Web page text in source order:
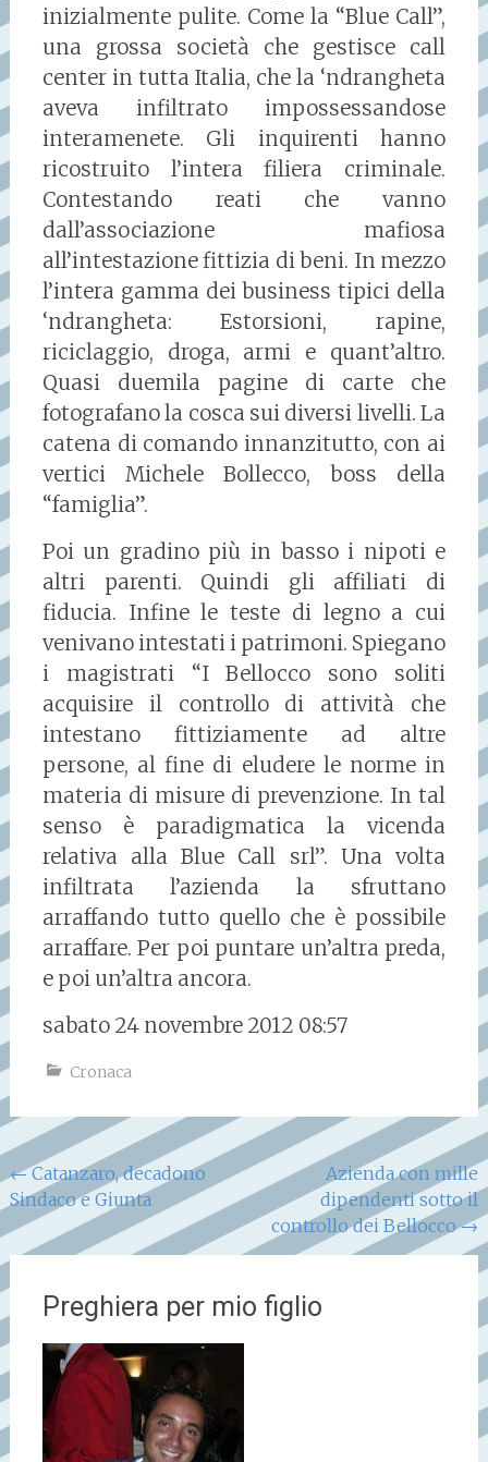
inizialmente pulite. Come la “Blue Call”,
una grossa società che gestisce call
center in tutta Italia, che la ‘ndrangheta
aveva infiltrato impossessandose
interamenete. Gli inquirenti hanno
ricostruito l’intera filiera criminale.
Contestando reati che vanno
dall’associazione mafiosa
all’intestazione fittizia di beni. In mezzo
l’intera gamma dei business tipici della
‘ndrangheta: Estorsioni, rapine,
riciclaggio, droga, armi e quant’altro.
Quasi duemila pagine di carte che
fotografano la cosca sui diversi livelli. La
catena di comando innanzitutto, con ai
vertici Michele Bollecco, boss della
“famiglia”.
Poi un gradino più in basso i nipoti e
altri parenti. Quindi gli affiliati di
fiducia. Infine le teste di legno a cui
venivano intestati i patrimoni. Spiegano
i magistrati “I Bellocco sono soliti
acquisire il controllo di attività che
intestano fittiziamente ad altre
persone, al fine di eludere le norme in
materia di misure di prevenzione. In tal
senso è paradigmatica la vicenda
relativa alla Blue Call srl”. Una volta
infiltrata l’azienda la sfruttano
arraffando tutto quello che è possibile
arraffare. Per poi puntare un’altra preda,
e poi un’altra ancora.
sabato 24 novembre 2012 08:57
Cronaca
Navigazione
articoli
←Catanzaro, decadono
Sindaco e Giunta
Azienda con mille
dipendenti sotto il
controllo dei Bellocco→
Preghiera per mio figlio